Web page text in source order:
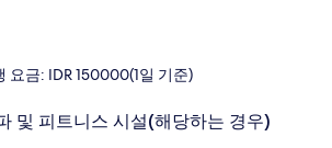
요금: IDR 150000(1일 기준)
및 피트니스 시설(해당하는 경우)